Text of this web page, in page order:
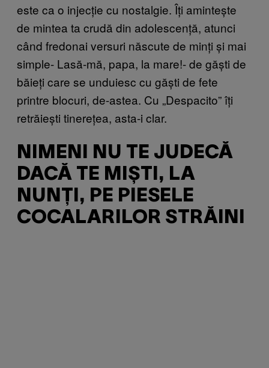
este ca o injecție cu nostalgie. Îți amintește
de mintea ta crudă din adolescență, atunci
când fredonai versuri născute de minți și mai
simple- Lasă-mă, papa, la mare!- de găști de
băieți care se unduiesc cu găști de fete
printre blocuri, de-astea. Cu „Despacito” îți
retrăiești tinerețea, asta-i clar.
NIMENI NU TE JUDECĂ
DACĂ TE MIȘTI, LA
NUNȚI, PE PIESELE
COCALARILOR STRĂINI